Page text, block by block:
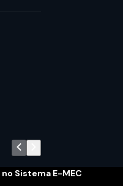
Sistema E-MEC